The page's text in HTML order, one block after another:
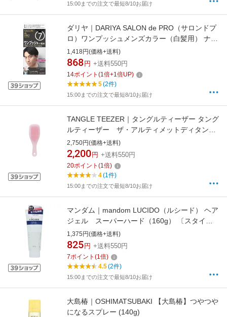
15:00までの注文で最短8/10お届け
ダリヤ｜DARIYA SALON de PRO（サロンドプ
ロ）ワンプッシュメンズカラー（白髪用） ナチ
ュラルブラック【rb_pcp】
1,418円(価格+送料)
868 円 +送料550円
14ポイント (1倍+1倍UP)
5(2件)
15:00までの注文で最短8/10お届け
TANGLE TEEZER｜タングルティーザー タング
ルティーザー ザ・アルティメットディタング
ラー ミニ コットンピンク
2,750円(価格+送料)
2,200 円 +送料550円
20ポイント (1倍)
4(1件)
15:00までの注文で最短8/10お届け
マンダム｜mandom LUCIDO（ルシード） ヘア
ジェル スーパーハード（160g） 〔スタイリ
ング剤〕【rb_pcp】
1,375円(価格+送料)
825 円 +送料550円
7ポイント (1倍)
4.5(2件)
15:00までの注文で最短8/10お届け
大島椿｜OSHIMATSUBAKI 【大島椿】つやつや
になるスプレー (140g)